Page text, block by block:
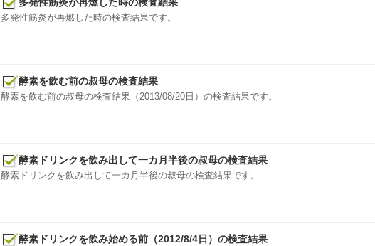
多発性筋炎が再燃した時の検査結果です。
酵素を飲む前の叔母の検査結果
酵素を飲む前の叔母の検査結果（2013/08/20日）の検査結果です。
酵素ドリンクを飲み出して一カ月半後の叔母の検査結果
酵素ドリンクを飲み出して一カ月半後の叔母の検査結果です。
酵素ドリンクを飲み始める前（2012/8/4日）の検査結果